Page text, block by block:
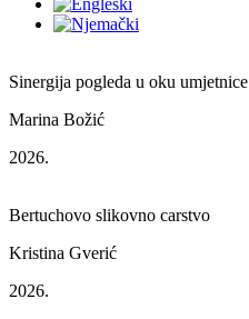
Sinergija pogleda u oku umjetnice
Marina Božić
2026.
Bertuchovo slikovno carstvo
Kristina Gverić
2026.